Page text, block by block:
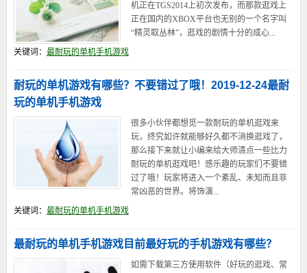
机正在TGS2014上初次发布，而那款逛戏上
正在国内的XBOX平台也无别的一个名字叫
“精灵取丛林”，逛戏的剧情十分的成心...
关键词： 最耐玩的单机手机游戏
耐玩的单机游戏有哪些？不要错过了哦！2019-12-24最耐
玩的单机手机游戏
很多小伙伴都想觅一款耐玩的单机逛戏来
玩，终究如许就能够好久都不消换逛戏了，
那么接下来就让小编来给大师清点一些比力
耐玩的单机逛戏吧！感乐趣的玩家们不要错
过了哦！玩家将进入一个紊乱、未知而且非
常凶恶的世界。将饰演...
关键词： 最耐玩的单机手机游戏
最耐玩的单机手机游戏目前最好玩的手机游戏有哪些？
如需下载第三方使用软件（好玩的逛戏、常